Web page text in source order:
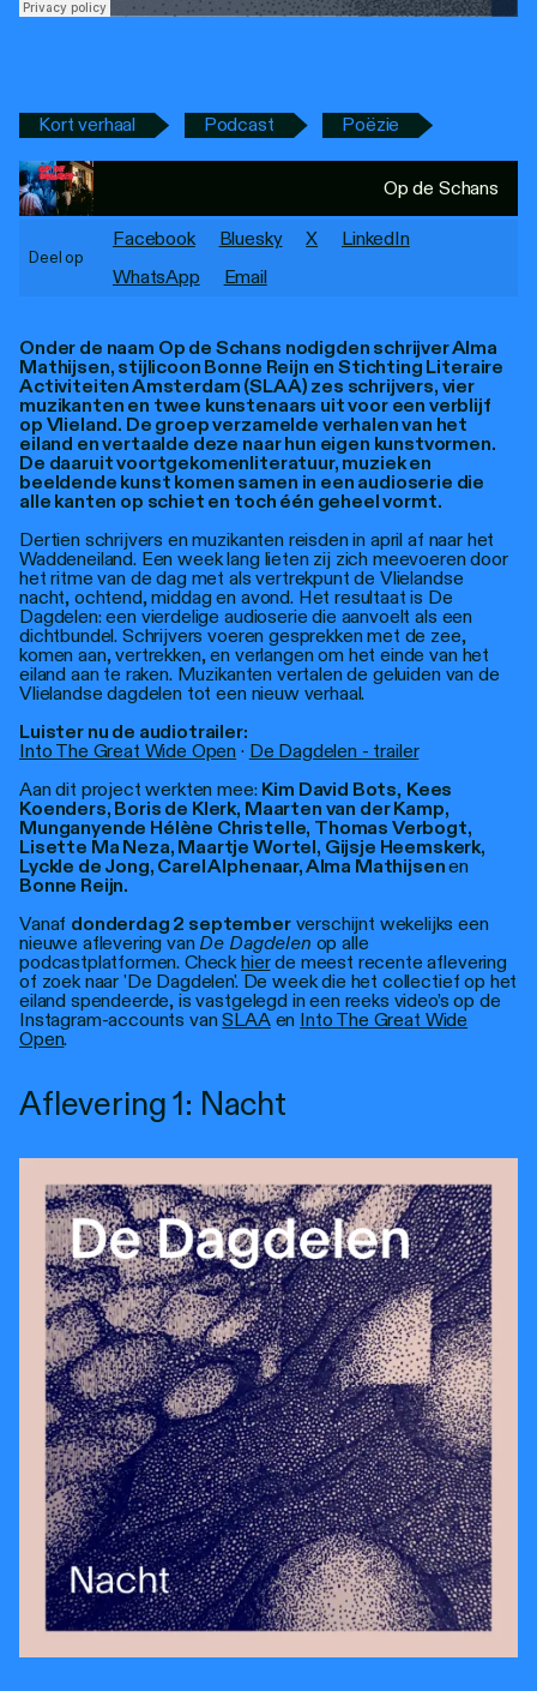
Onder de naam Op de Schans nodigden schrijver Alma
Mathijsen, stijlicoon Bonne Reijn en Stichting Literaire
Activiteiten Amsterdam (SLAA) zes schrijvers, vier
muzikanten en twee kunstenaars uit voor een verblijf
op Vlieland. De groep verzamelde verhalen van het
eiland en vertaalde deze naar hun eigen kunstvormen.
De daaruit voortgekomenliteratuur, muziek en
beeldende kunst komen samen in een audioserie die
alle kanten op schiet en toch één geheel vormt.
Dertien schrijvers en muzikanten reisden in april af naar het
Waddeneiland. Een week lang lieten zij zich meevoeren door
het ritme van de dag met als vertrekpunt de Vlielandse
nacht, ochtend, middag en avond. Het resultaat is De
Dagdelen: een vierdelige audioserie die aanvoelt als een
dichtbundel. Schrijvers voeren gesprekken met de zee,
komen aan, vertrekken, en verlangen om het einde van het
eiland aan te raken. Muzikanten vertalen de geluiden van de
Vlielandse dagdelen tot een nieuw verhaal.
Luister nu de audiotrailer:
Into The Great Wide Open · De Dagdelen - trailer
Aan dit project werkten mee: Kim David Bots, Kees
Koenders, Boris de Klerk, Maarten van der Kamp,
Munganyende Hélène Christelle, Thomas Verbogt,
Lisette Ma Neza, Maartje Wortel, Gijsje Heemskerk,
Lyckle de Jong, Carel Alphenaar, Alma Mathijsenen
Bonne Reijn.
Vanaf donderdag 2 septemberverschijnt wekelijks een
nieuwe aflevering van De Dagdelen op alle
podcastplatformen. Checkhierde meest recente aflevering
of zoek naar 'De Dagdelen'. De week die het collectief op het
eiland spendeerde, is vastgelegd in een reeks video’s op de
Instagram-accounts vanSLAAen Into The Great Wide
Open.
Aflevering 1: Nacht
Kort verhaal Podcast Poëzie
Op de Schans
Deel op
Facebook Bluesky X
LinkedIn
WhatsApp
Email
Personen
Stadsdichter